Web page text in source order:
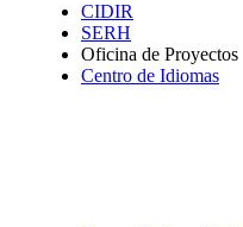
CIDIR
SERH
Oficina de Proyectos
Centro de Idiomas